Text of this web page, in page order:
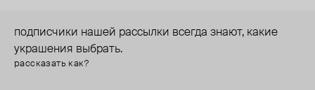
подписчики нашей рассылки всегда знают, какие
украшения выбрать.
рассказать как?